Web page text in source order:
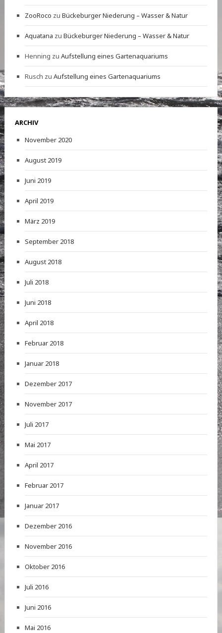
ZooRoco zu Bückeburger Niederung – Wasser & Natur
Aquatana zu Bückeburger Niederung – Wasser & Natur
Henning zu Aufstellung eines Gartenaquariums
Rusch zu Aufstellung eines Gartenaquariums
ARCHIV
November 2020
August 2019
Juni 2019
April 2019
März 2019
September 2018
August 2018
Juli 2018
Juni 2018
April 2018
Februar 2018
Januar 2018
Dezember 2017
November 2017
Juli 2017
Mai 2017
April 2017
Februar 2017
Januar 2017
Dezember 2016
November 2016
Oktober 2016
Juli 2016
Juni 2016
Mai 2016